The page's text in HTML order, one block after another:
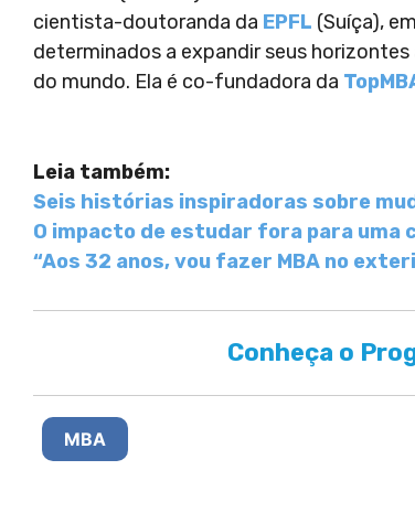
cientista-doutoranda da EPFL (Suíça),
determinados a expandir seus
do mundo. Ela é co-fundadora da
Leia também:
Seis histórias inspiradoras sobre
O impacto de estudar fora para uma
“Aos 32 anos, vou fazer MBA no
Conheça o
MBA